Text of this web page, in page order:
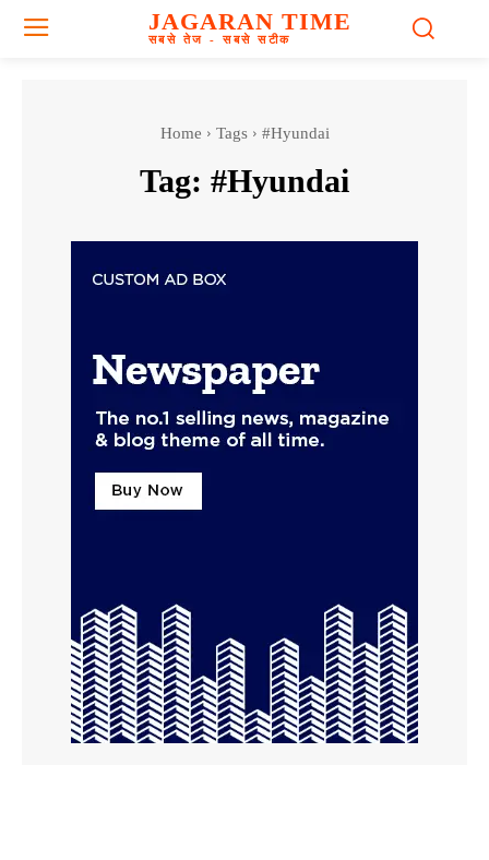
JAGARAN TIME
सबसे तेज - सबसे सटीक
Home Tags #Hyundai
Tag: #Hyundai